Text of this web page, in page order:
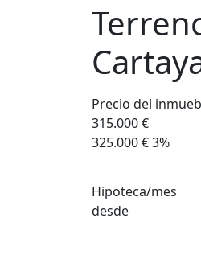
Precio del
315.000 €
325.000 €3%
Hipoteca/mes
desde